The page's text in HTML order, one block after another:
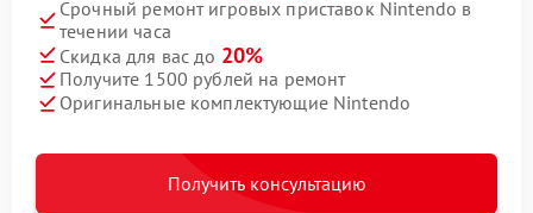
Срочный ремонт игровых приставок Nintendo в
течении часа
Скидка для вас до 20%
Получите 1500 рублей на ремонт
Оригинальные комплектующие Nintendo
Получить консультацию